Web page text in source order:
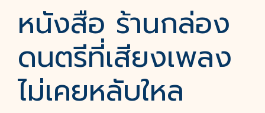
หนังสือ ร้านกล่อง
ดนตรีที่เสียงเพลง
ไม่เคยหลับใหล